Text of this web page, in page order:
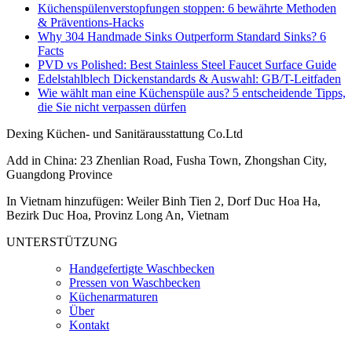
Küchenspülenverstopfungen stoppen: 6 bewährte Methoden
& Präventions-Hacks
Why 304 Handmade Sinks Outperform Standard Sinks? 6
Facts
PVD vs Polished: Best Stainless Steel Faucet Surface Guide
Edelstahlblech Dickenstandards & Auswahl: GB/T-Leitfaden
Wie wählt man eine Küchenspüle aus? 5 entscheidende Tipps,
die Sie nicht verpassen dürfen
Dexing Küchen- und Sanitärausstattung Co.Ltd
Add in China: 23 Zhenlian Road, Fusha Town, Zhongshan City,
Guangdong Province
In Vietnam hinzufügen: Weiler Binh Tien 2, Dorf Duc Hoa Ha,
Bezirk Duc Hoa, Provinz Long An, Vietnam
UNTERSTÜTZUNG
Handgefertigte Waschbecken
Pressen von Waschbecken
Küchenarmaturen
Über
Kontakt